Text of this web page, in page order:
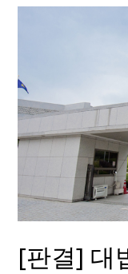
[판결] 대